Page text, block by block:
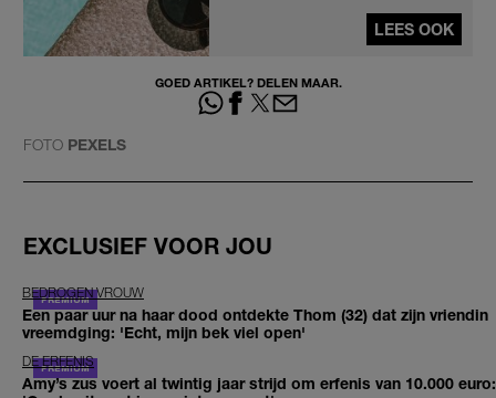
LEES OOK
GOED ARTIKEL? DELEN MAAR.
FOTO PEXELS
EXCLUSIEF VOOR JOU
BEDROGEN VROUW
Een paar uur na haar dood ontdekte Thom (32) dat zijn vriendin
vreemdging: 'Echt, mijn bek viel open'
DE ERFENIS
Amy’s zus voert al twintig jaar strijd om erfenis van 10.000 euro: